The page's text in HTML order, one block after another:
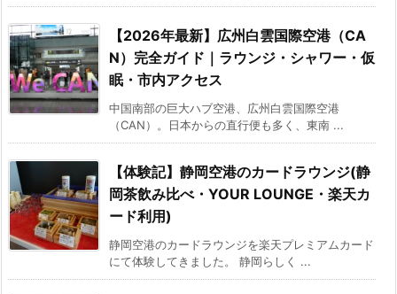
【2026年最新】広州白雲国際空港（CA
N）完全ガイド｜ラウンジ・シャワー・仮
眠・市内アクセス
中国南部の巨大ハブ空港、広州白雲国際空港
（CAN）。日本からの直行便も多く、東南 ...
【体験記】静岡空港のカードラウンジ(静
岡茶飲み比べ・YOUR LOUNGE・楽天カ
ード利用)
静岡空港のカードラウンジを楽天プレミアムカード
にて体験してきました。 静岡らしく ...